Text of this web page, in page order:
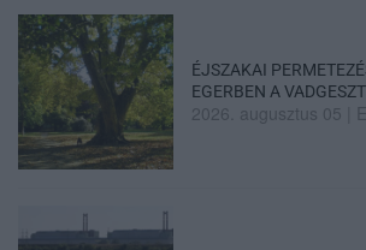
ÉJSZAKAI
EGERBEN A
2026. augusztus 05